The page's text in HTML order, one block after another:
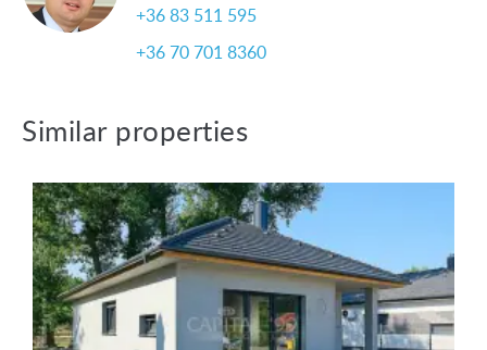
+36 83 511 595
+36 70 701 8360
Similar properties